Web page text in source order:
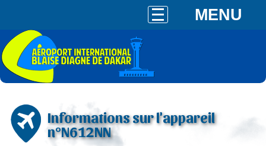
MENU
Informations sur l'appareil
n°N612NN